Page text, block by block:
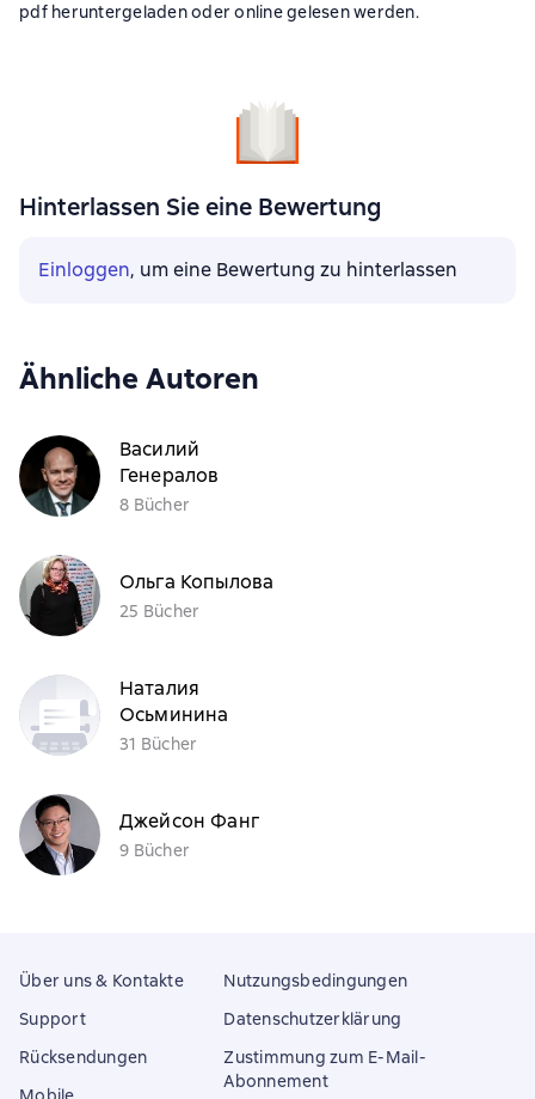
pdf heruntergeladen oder online gelesen werden.
Hinterlassen Sie eine Bewertung
Einloggen, um eine Bewertung zu hinterlassen
Ähnliche Autoren
Василий
Генералов
8 Bücher
Ольга Копылова
25 Bücher
Наталия
Осьминина
31 Bücher
Джейсон Фанг
9 Bücher
Über uns & Kontakte
Support
Rücksendungen
Nutzungsbedingungen
Datenschutzerklärung
Zustimmung zum E-Mail-
Abonnement